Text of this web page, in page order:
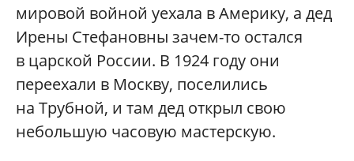
мировой войной уехала в Америку, а дед
Ирены Стефановны зачем-то остался
в царской России. В 1924 году они
переехали в Москву, поселились
на Трубной, и там дед открыл свою
небольшую часовую мастерскую.